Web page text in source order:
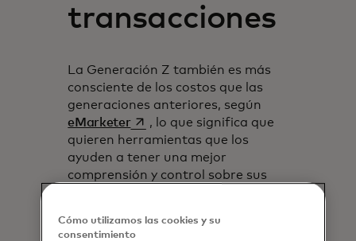
transacciones
La Generación Z también es más
consciente de los costos que las
generaciones anteriores, según
eMarketerse abre en una pestaña nueva
, lo que significa que
quieren herramientas que los
ayuden a tener una mejor
comprensión y control sobre sus
de pago por problemas
Cómo utilizamos las cookies y su
consentimiento